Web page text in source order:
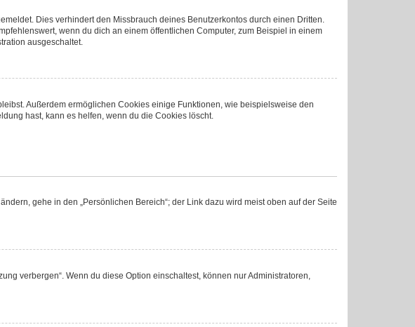
Dies verhindert den Missbrauch deines Benutzerkontos durch einen Dritten.
wenn du dich an einem öffentlichen Computer, zum Beispiel in einem
ausgeschaltet.
Außerdem ermöglichen Cookies einige Funktionen, wie beispielsweise den
hast, kann es helfen, wenn du die Cookies löscht.
gehe in den „Persönlichen Bereich“; der Link dazu wird meist oben auf der Seite
verbergen“. Wenn du diese Option einschaltest, können nur Administratoren,